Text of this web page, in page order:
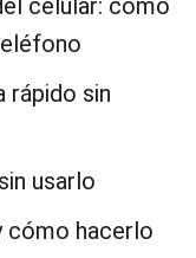
rápido sin
usarlo
cómo hacerlo